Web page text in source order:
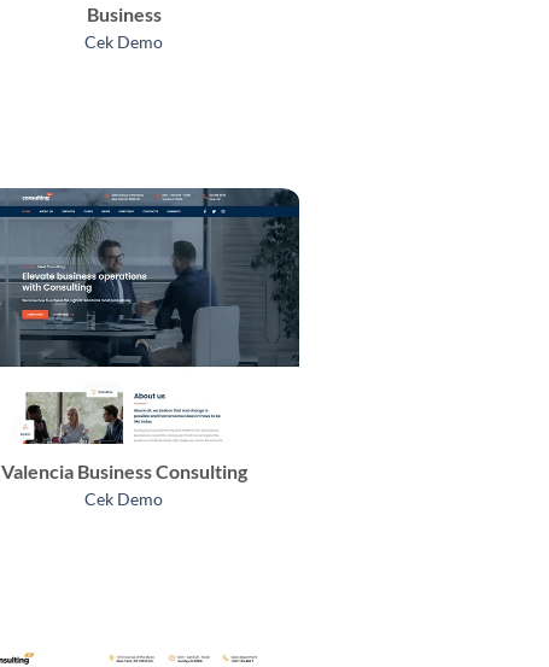
Business
Cek Demo
Valencia Business Consulting
Cek Demo